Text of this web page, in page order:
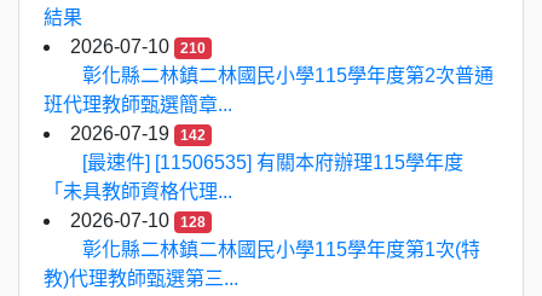
結果
2026-07-10
210
彰化縣二林鎮二林國民小學115學年度第2次普通
班代理教師甄選簡章...
2026-07-19
142
[最速件] [11506535] 有關本府辦理115學年度
「未具教師資格代理...
2026-07-10
128
彰化縣二林鎮二林國民小學115學年度第1次(特
教)代理教師甄選第三...